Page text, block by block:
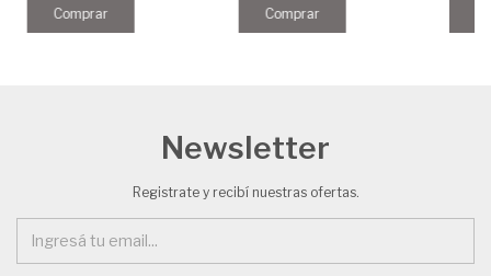
Newsletter
Registrate y recibí nuestras ofertas.